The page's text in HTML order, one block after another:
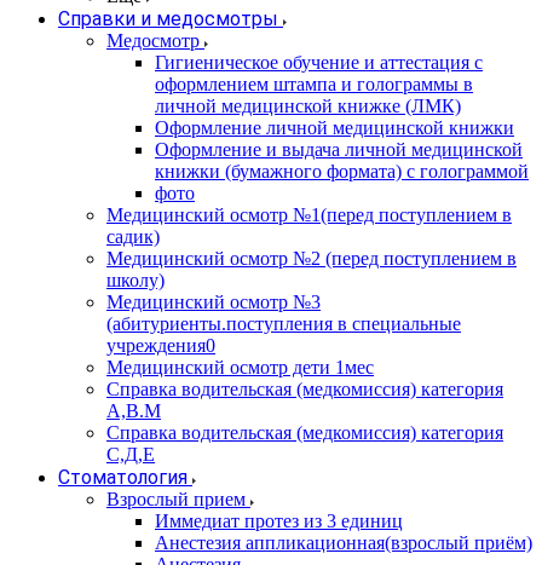
Справки и медосмотры
Медосмотр
Гигиеническое обучение и аттестация с
оформлением штампа и голограммы в
личной медицинской книжке (ЛМК)
Оформление личной медицинской книжки
Оформление и выдача личной медицинской
книжки (бумажного формата) с голограммой
фото
Медицинский осмотр №1(перед поступлением в
садик)
Медицинский осмотр №2 (перед поступлением в
школу)
Медицинский осмотр №3
(абитуриенты.поступления в специальные
учреждения0
Медицинский осмотр дети 1мес
Справка водительская (медкомиссия) категория
А,В.М
Справка водительская (медкомиссия) категория
С,Д,Е
Стоматология
Взрослый прием
Иммедиат протез из 3 единиц
Анестезия аппликационная(взрослый приём)